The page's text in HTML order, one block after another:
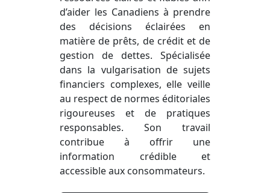
d’aider les Canadiens à prendre
des décisions éclairées en
matière de prêts, de crédit et de
gestion de dettes. Spécialisée
dans la vulgarisation de sujets
financiers complexes, elle veille
au respect de normes éditoriales
rigoureuses et de pratiques
responsables. Son travail
contribue à offrir une
information crédible et
accessible aux consommateurs.